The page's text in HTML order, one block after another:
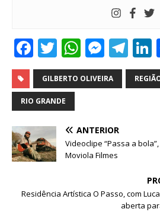
F
a
c
e
b
o
o
T
w
it
te
W
h
at
A
p
p
M
e
ss
n
g
e
T
el
e
m
GILBERTO OLIVEIRA
RIO GRANDE
ANTERIOR
Videoclipe “Passa a
Moviola Filmes
Residência Artística O Passo, com
aberta